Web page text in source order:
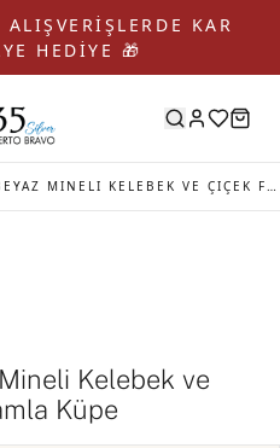
KAR
HEDİYE 🎁
WHITE DREAMS BEYAZ MINELI KELEBEK VE ÇIÇEK FIGÜRLÜ TAŞLI DAMLA KÜPE
Kelebek ve
Küpe